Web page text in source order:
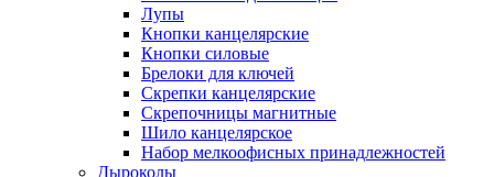
Лупы
Кнопки канцелярские
Кнопки силовые
Брелоки для ключей
Скрепки канцелярские
Скрепочницы магнитные
Шило канцелярское
Набор мелкоофисных принадлежностей
Дыроколы